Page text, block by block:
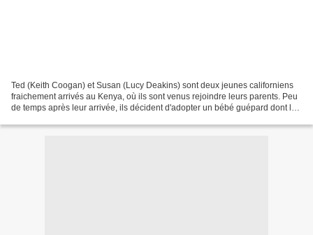
Ted (Keith Coogan) et Susan (Lucy Deakins) sont deux jeunes californiens
fraichement arrivés au Kenya, où ils sont venus rejoindre leurs parents. Peu
de temps après leur arrivée, ils décident d'adopter un bébé guépard dont la